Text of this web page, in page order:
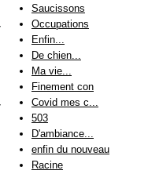
Saucissons
Occupations
Enfin...
De chien...
Ma vie...
Finement con
Covid mes c...
503
D'ambiance...
enfin du nouveau
Racine